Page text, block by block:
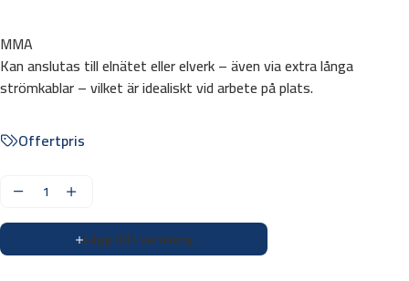
MMA
Kan anslutas till elnätet eller elverk – även via extra långa
strömkablar – vilket är idealiskt vid arbete på plats.
Offertpris
v
e
Lägg till i varukorg